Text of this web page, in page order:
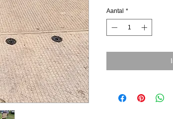
Aantal *